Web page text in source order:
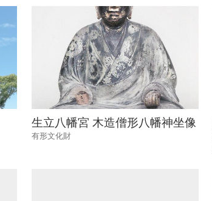
生立八幡宮 木造僧形八幡神坐像
有形文化財